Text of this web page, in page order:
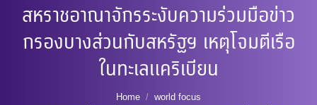
สหราชอาณาจักรระงับความร่วมมือข่าว
กรองบางส่วนกับสหรัฐฯ เหตุโจมตีเรือ
ในทะเลแคริเบียน
Home
world focus